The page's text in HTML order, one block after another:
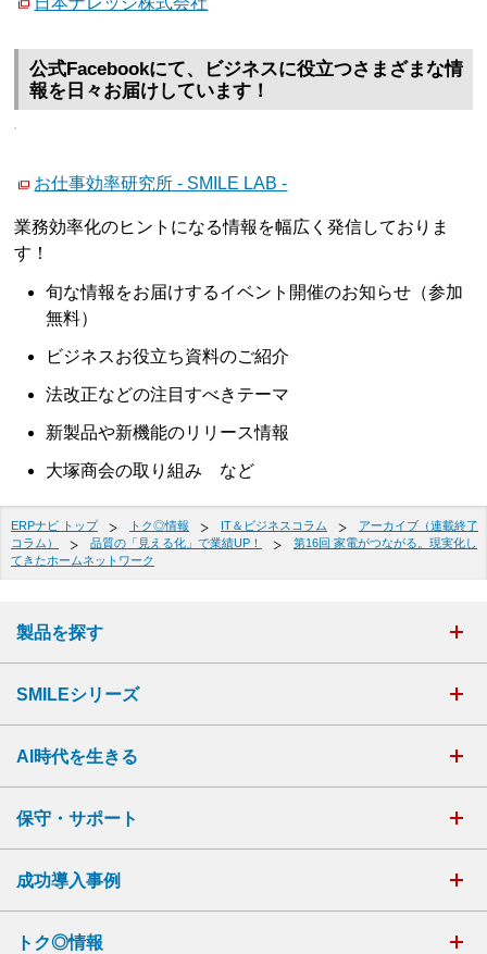
公式Facebookにて、ビジネスに役立つさまざまな情
報を日々お届けしています！
お仕事効率研究所 - SMILE LAB -
業務効率化のヒントになる情報を幅広く発信しておりま
す！
旬な情報をお届けするイベント開催のお知らせ（参加
無料）
ビジネスお役立ち資料のご紹介
法改正などの注目すべきテーマ
新製品や新機能のリリース情報
大塚商会の取り組み など
ERPナビ トップ トク◎情報 IT＆ビジネスコラム
アーカイブ（連載終了
コラム）
品質の「見える化」で業績UP！
第16回 家電がつながる。現実化し
てきたホームネットワーク
製品を探す
SMILEシリーズ
AI時代を生きる
保守・サポート
成功導入事例
トク◎情報